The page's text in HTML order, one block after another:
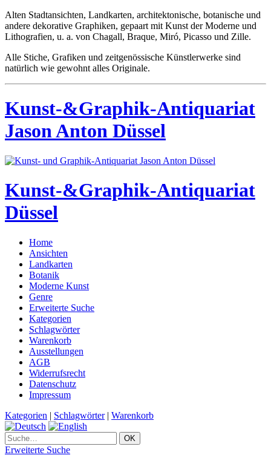
Alten Stadtansichten, Landkarten, architektonische, botanische und
andere dekorative Graphiken, gepaart mit Kunst der Moderne und
Lithografien, u. a. von Chagall, Braque, Miró, Picasso und Zille.
Alle Stiche, Grafiken und zeitgenössische Künstlerwerke sind
natürlich wie gewohnt alles Originale.
Kunst-&Graphik-Antiquariat
Jason Anton Düssel
Kunst-&Graphik-Antiquariat
Düssel
Home
Ansichten
Landkarten
Botanik
Moderne Kunst
Genre
Erweiterte Suche
Kategorien
Schlagwörter
Warenkorb
Ausstellungen
AGB
Widerrufsrecht
Datenschutz
Impressum
Kategorien | Schlagwörter| Warenkorb
Erweiterte Suche